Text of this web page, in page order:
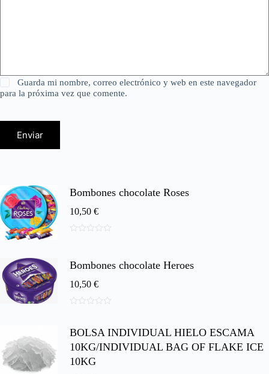
Guarda mi nombre, correo electrónico y web en este navegador
para la próxima vez que comente.
Enviar
Bombones chocolate Roses
10,50 €
5
Bombones chocolate Heroes
10,50 €
e
BOLSA INDIVIDUAL HIELO ESCAMA
10KG/INDIVIDUAL BAG OF FLAKE ICE
10KG